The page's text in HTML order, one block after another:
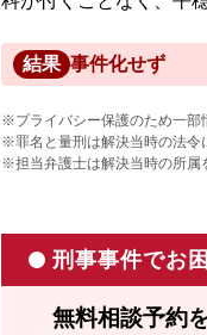
結果 事件化せず
※プライバシー保護のため一部
※罪名と量刑は解決当時の法令
※担当弁護士は解決当時の所属
刑事事件でお
無料相談予約